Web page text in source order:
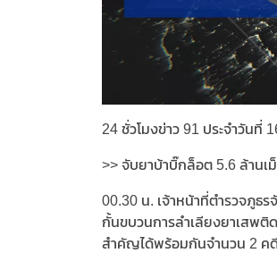
24 ชั่วโมงข่าว 91 ประจำวันที่
>> จับยาบ้าบิ๊กล็อต 5.6 ล้านเ
00.30 น. เจ้าหน้าที่ตำรวจภูธ
กั้นขบวนการลำเลียงยาเสพติ
สำคัญได้พร้อมกันจำนวน 2 ค